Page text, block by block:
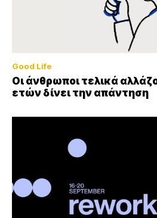
Good Life
Οι άνθρωποι τελικά
ετών δίνει την απάντηση